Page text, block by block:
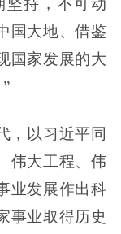
坚持，不可动
国大地、借鉴
国家发展的大
，以习近平同
伟大工程、伟
业发展作出科
事业取得历史